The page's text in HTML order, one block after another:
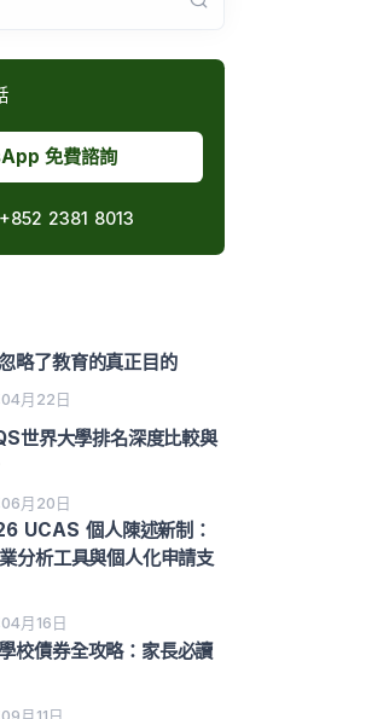
免費諮詢
+852 2381 8013
略了教育的真正目的
月22日
世界大學排名深度比較與
月20日
UCAS 個人陳述新制：
分析工具與個人化申請支
月16日
校債券全攻略：家長必讀